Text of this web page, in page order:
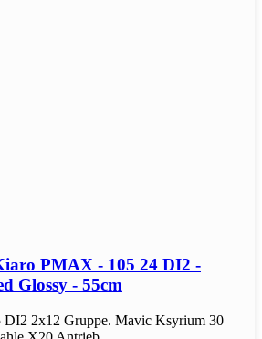
PMAX - 105 24 DI2 -
Glossy - 55cm
DI2 2x12 Gruppe. Mavic Ksyrium 30